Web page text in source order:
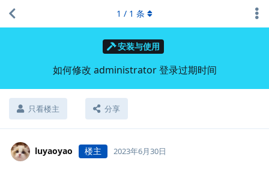
安装与使用
如何修改 administrator 登录过期时间
只看楼主 分享
1 / 1 条
luyaoyao 楼主 2023年6月30日